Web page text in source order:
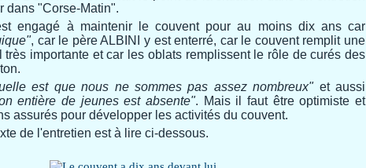
dans "Corse-Matin".
engagé à maintenir le couvent pour au moins dix ans car
, car le père ALBINI y est enterré, car le couvent remplit une
très importante et car les oblats remplissent le rôle de curés des
est que nous ne sommes pas assez nombreux"et aussi
entière de jeunes est absente". Mais il faut être optimiste et
assurés pour développer les activités du couvent.
de l'entretien est à lire ci-dessous.